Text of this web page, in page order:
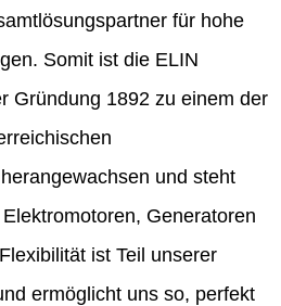
für hohe
Somit ist die ELIN
Gründung 1892 zu einem der
und steht
Generatoren
ist Teil unserer
ermöglicht uns so, perfekt